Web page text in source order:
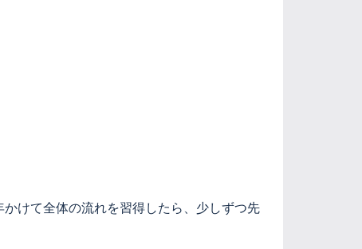
けて全体の流れを習得したら、少しずつ先